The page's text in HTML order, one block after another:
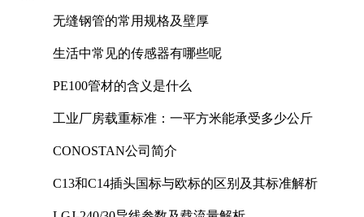
无缝钢管的常用规格及壁厚
生活中常见的传感器有哪些呢
PE100管材的含义是什么
工业厂房载重标准：一平方米能承受多少公斤
CONOSTAN公司简介
C13和C14插头国标与欧标的区别及其标准解析